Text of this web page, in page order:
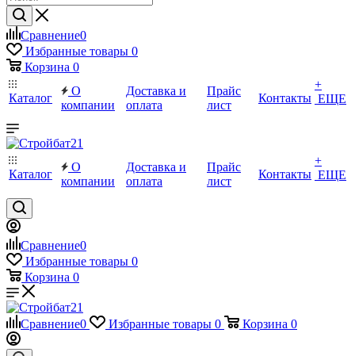
Сравнение0
Избранные товары 0
Корзина 0
Каталог
О
компании
Доставка и
оплата
Прайс
лист
Контакты
+
ЕЩЕ
Каталог
О
компании
Доставка и
оплата
Прайс
лист
Контакты
+
ЕЩЕ
Сравнение0
Избранные товары 0
Корзина 0
Сравнение0 Избранные товары 0 Корзина 0